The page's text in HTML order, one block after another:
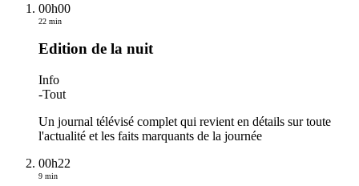
00h00
22 min
Edition de la nuit
Info
-Tout
Un journal télévisé complet qui revient en détails sur toute
l'actualité et les faits marquants de la journée
00h22
9 min